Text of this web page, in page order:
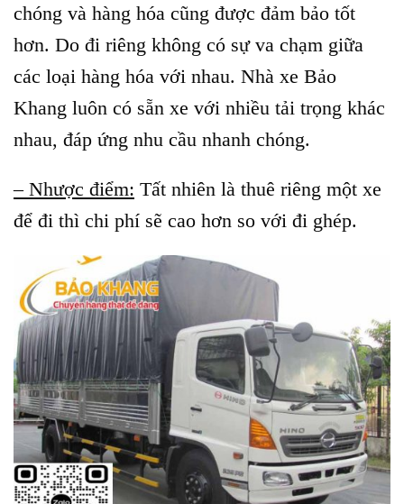
chóng và hàng hóa cũng được đảm bảo tốt
hơn. Do đi riêng không có sự va chạm giữa
các loại hàng hóa với nhau. Nhà xe Bảo
Khang luôn có sẵn xe với nhiều tải trọng khác
nhau, đáp ứng nhu cầu nhanh chóng.
– Nhược điểm: Tất nhiên là thuê riêng một xe
để đi thì chi phí sẽ cao hơn so với đi ghép.